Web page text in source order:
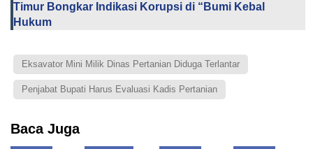
Timur Bongkar Indikasi Korupsi di “Bumi Kebal
Hukum
Eksavator Mini Milik Dinas Pertanian Diduga Terlantar
Penjabat Bupati Harus Evaluasi Kadis Pertanian
Baca Juga